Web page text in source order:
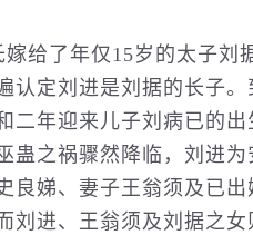
给了年仅15岁的太子
认定刘进是刘据的长子
二年迎来儿子刘病已的
蛊之祸骤然降临，刘进
良娣、妻子王翁须及已
刘进、王翁须及刘据之女